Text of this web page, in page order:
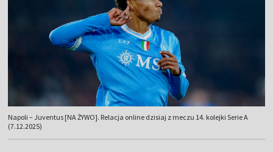
Napoli – Juventus [NA ŻYWO]. Relacja online dzisiaj z meczu 14. kolejki Serie A
(7.12.2025)